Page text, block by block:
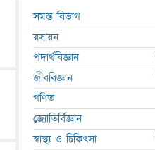
সমস্ত বিভাগ
রসায়ন
পদার্থবিজ্ঞান
জীববিজ্ঞান
গণিত
জ্যোতির্বিজ্ঞান
স্বাস্থ্য ও চিকিৎসা